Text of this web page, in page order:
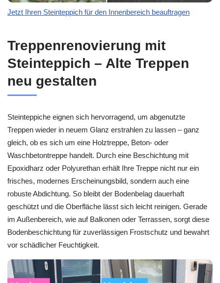
Jetzt Ihren Steinteppich für den Innenbereich beauftragen
Treppenrenovierung mit
Steinteppich – Alte Treppen
neu gestalten
Steinteppiche eignen sich hervorragend, um abgenutzte
Treppen wieder in neuem Glanz erstrahlen zu lassen – ganz
gleich, ob es sich um eine Holztreppe, Beton- oder
Waschbetontreppe handelt. Durch eine Beschichtung mit
Epoxidharz oder Polyurethan erhält Ihre Treppe nicht nur ein
frisches, modernes Erscheinungsbild, sondern auch eine
robuste Abdichtung. So bleibt der Bodenbelag dauerhaft
geschützt und die Oberfläche lässt sich leicht reinigen. Gerade
im Außenbereich, wie auf Balkonen oder Terrassen, sorgt diese
Bodenbeschichtung für zuverlässigen Frostschutz und bewahrt
vor schädlicher Feuchtigkeit.